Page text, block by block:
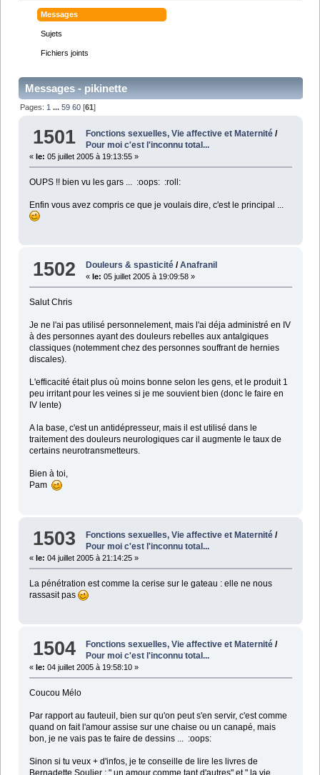
Messages
Sujets
Fichiers joints
Messages - pikinette
Pages:1 ...59 60 [61]
1501 Fonctions sexuelles, Vie affective et Maternité /
Pour moi c'est l'inconnu total...
« le: 05 juillet 2005 à 19:13:55 »
OUPS !! bien vu les gars ... :oops: :roll:
Enfin vous avez compris ce que je voulais dire, c'est le principal ...
1502 Douleurs & spasticité /Anafranil
« le: 05 juillet 2005 à 19:09:58 »
Salut Chris
Je ne l'ai pas utilisé personnelement, mais l'ai déja administré en IV
à des personnes ayant des douleurs rebelles aux antalgiques
classiques (notemment chez des personnes souffrant de hernies
discales).
L'efficacité était plus où moins bonne selon les gens, et le produit 1
peu irritant pour les veines si je me souvient bien (donc le faire en
IV lente)
A la base, c'est un antidépresseur, mais il est utilisé dans le
traitement des douleurs neurologiques car il augmente le taux de
certains neurotransmetteurs.
Bien à toi,
Pam
1503 Fonctions sexuelles, Vie affective et Maternité /
Pour moi c'est l'inconnu total...
« le: 04 juillet 2005 à 21:14:25 »
La pénétration est comme la cerise sur le gateau : elle ne nous
rassasit pas
1504 Fonctions sexuelles, Vie affective et Maternité /
Pour moi c'est l'inconnu total...
« le: 04 juillet 2005 à 19:58:10 »
Coucou Mélo
Par rapport au fauteuil, bien sur qu'on peut s'en servir, c'est comme
quand on fait l'amour assise sur une chaise ou un canapé, mais
bon, je ne vais pas te faire de dessins ... :oops:
Sinon si tu veux + d'infos, je te conseille de lire les livres de